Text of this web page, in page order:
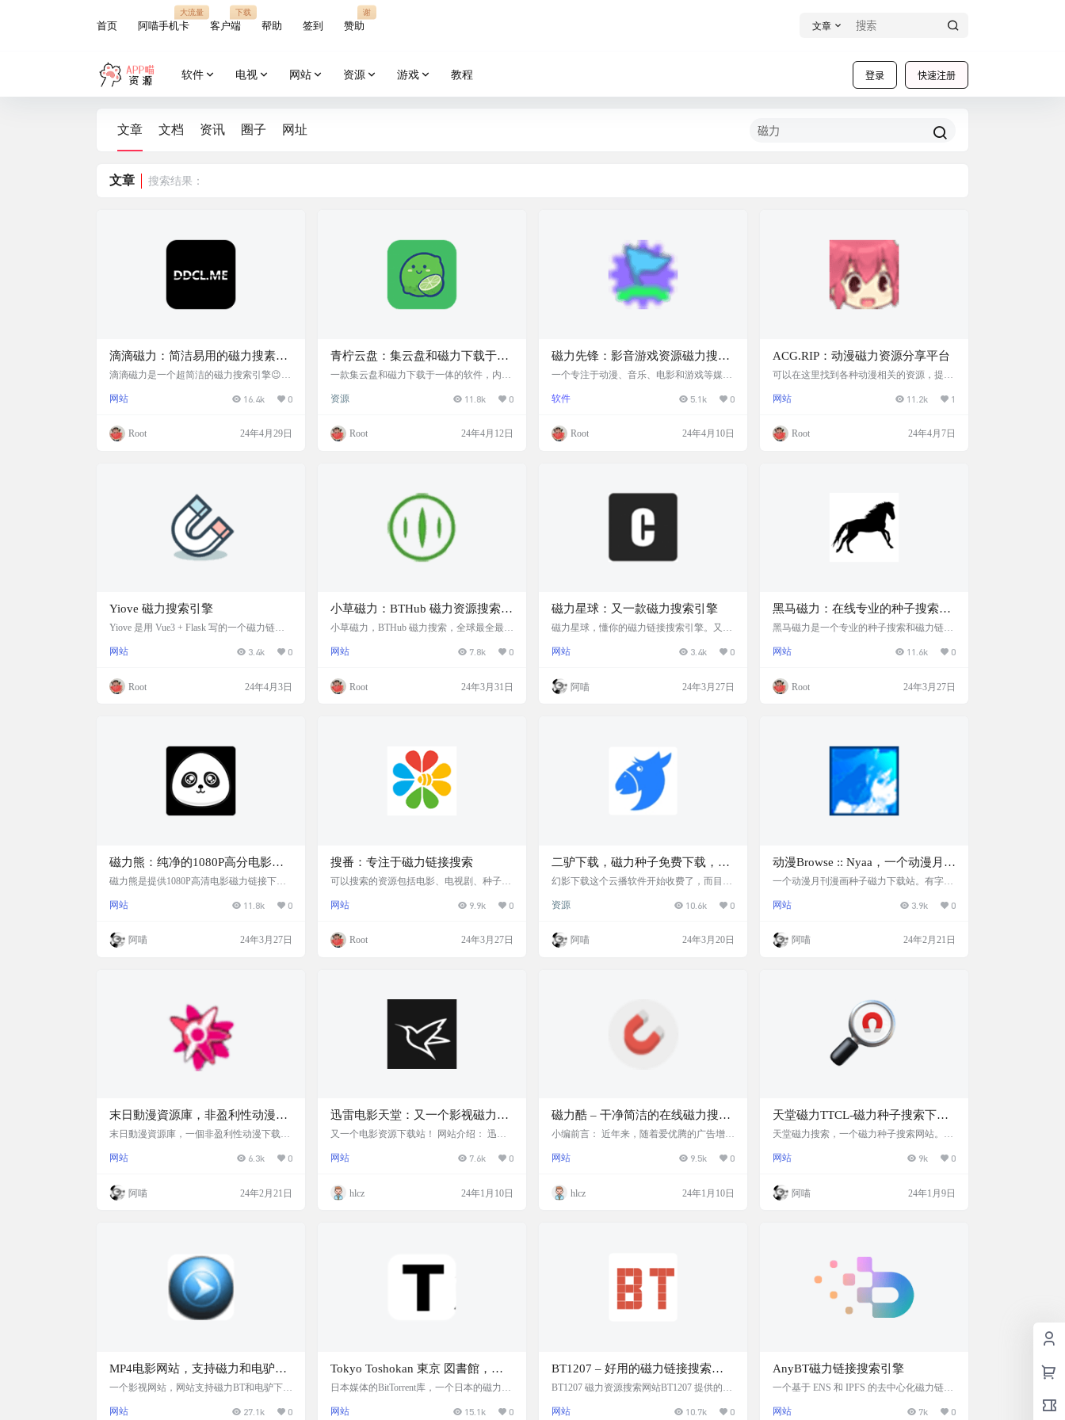
首页 阿喵手机卡
大流量
客户端
下载
帮助 签到 赞助
谢
文章
登录 快速注册
软件 电视 网站 资源 游戏 教程
文章 文档 资讯 圈子 网址
文章 搜索结果：
滴滴磁力：简洁易用的磁力搜素引
擎
滴滴磁力是一个超简洁的磁力搜索引擎😉
很方便🤩 它涵盖的内容比较全面，啥都有
是挺不错的👍 网站截图 网站地址 http://ddcl.
me/
网站 16.4k 0
Root 24年4月29日
青柠云盘：集云盘和磁力下载于一
体的软件
一款集云盘和磁力下载于一体的软件，内置
飞。允许用户将文件上传到云端，并随时随
不仅为用户提供了方便的存储解决方案，还
提供了强大的文件管理功能，使用户能够轻
资源 11.8k 0
Root 24年4月12日
磁力先锋：影音游戏资源磁力搜索
引擎
一个专注于动漫、音乐、电影和游戏等媒体
用户访问和享用。 磁力先锋网站的收录资源
资源大小，更新时间，热度等条件去筛选。
具体可以自行探索。 网站截图 网站地址 http
软件 5.1k 0
Root 24年4月10日
ACG.RIP：动漫磁力资源分享平台
可以在这里找到各种动漫相关的资源，提供
站了，资源非常多，需要自备网络环境。与
定，网站可能一段时间内无法访问，支持磁
力下载。 网站截图 网站地址 https://acg.rip/
网站 11.2k 1
Root 24年4月7日
Yiove 磁力搜索引擎
Yiove 是用 Vue3 + Flask 写的一个磁力链资
称、磁力链接、大小、做种人数，磁力文件
慢添加。 网站截图 网站链接 https://bt.pyth.o
nl
网站 3.4k 0
Root 24年4月3日
小草磁力：BTHub 磁力资源搜索网
站
小草磁力，BTHub 磁力搜索，全球最全最新
资源。 一个专注于磁力链接搜索服务的网
番号等多种资源的磁力链接搜索功能。 网站
截图 网站地址
网站 7.8k 0
Root 24年3月31日
磁力星球：又一款磁力搜索引擎
磁力星球，懂你的磁力链接搜索引擎。又一
线播放尝试了用不了。不过磁力链接复制后
可以播放，其实跟在线播放差不多 网站截图
网站地址
网站 3.4k 0
阿喵 24年3月27日
黑马磁力：在线专业的种子搜索、
磁力链接搜索引擎
黑马磁力是一个专业的种子搜索和磁力链接
取种子和磁力链接，目前已经索引了上千万
c、图书游戏等多个领域。 黑马磁力声称自
己是全银河系资源最丰富的种子搜索和磁力
网站 11.6k 0
Root 24年3月27日
磁力熊：纯净的1080P高分电影磁
力链分享网站
磁力熊是提供1080P高清电影磁力链接下载
力熊专注于分享豆瓣高分电影的1080P高清
影。 首页即分享了最新更新的电影和剧集信
息，可以在这里找到各种类型的电影。目前
网站 11.8k 0
阿喵 24年3月27日
搜番：专注于磁力链接搜索
可以搜索的资源包括电影、电视剧、种子等
高达上千万条。 搜番：专注于磁力链接搜
网站 9.9k 0
Root 24年3月27日
二驴下载，磁力种子免费下载，在
线云播
幻影下载这个云播软件开始收费了，而目前
克下载】比较好用， 这个和那个幻影下载界
速的地方，长按只能1.5倍速。不用登录直接
放磁力看就行 软件截图 软件下载 https://ww
资源 10.6k 0
阿喵 24年3月20日
动漫Browse :: Nyaa，一个动漫月刊
漫画种子磁力下载站
一个动漫月刊漫画种子磁力下载站。有字幕
载磁力和种子。 网站截图 网站链接 https://n
网站 3.9k 0
阿喵 24年2月21日
末日動漫資源庫，非盈利性动漫资
源磁力种子下载站
末日動漫資源庫，一個非盈利性动漫下载網
資源庫 的建立源於15年的黑色平安夜。在那
的恐懼。所以本站的建立宗旨就是貫徹末日
動漫資源庫之名，做成一個全球最大的華人
网站 6.3k 0
阿喵 24年2月21日
迅雷电影天堂：又一个影视磁力下
载站
又一个电影资源下载站！ 网站介绍： 迅雷
视资源，近10万部电影，提供磁力、迅雷和
站特色： 主打1080P影视资源 资源丰富 提
供磁力、迅雷、小米路由多种下载方式 无需
网站 7.6k 0
hlcz 24年1月10日
磁力酷 – 干净简洁的在线磁力搜索
引擎
小编前言： 近年来，随着爱优腾的广告增
谓的“会员专属广告”。为了保证大家清爽的
整洁的磁力搜索网站——磁力酷。 网站介
绍： 磁力酷是一个在线磁力资源搜索引擎，
网站 9.5k 0
hlcz 24年1月10日
天堂磁力TTCL-磁力种子搜索下载
网站
天堂磁力搜索，一个磁力种子搜索网站。磁
站说明 天堂磁力搜索搜索结果根据您键入的
索赞成被搜索链接到的第三方网页上的内容
或立场。 您应该对使用搜索引擎的结果自行
线路、第三方网…
网站 9k 0
阿喵 24年1月9日
MP4电影网站，支持磁力和电驴下
载
一个影视网站，网站支持磁力BT和电驴下载
站链接 本站域名发布页 https://domp4.icu 网
网站 27.1k 0
Tokyo Toshokan 東京 図書館，一
个日本的磁力站
日本媒体的BitTorrent库，一个日本的磁力
大，音乐、动漫等都有。各种种子，磁力，
网站 15.1k 0
BT1207 – 好用的磁力链接搜索引
擎
BT1207 磁力资源搜索网站BT1207 提供的相
取 本站不存储任何资源内容，不提供相关资
网站 10.7k 0
AnyBT磁力链接搜索引擎
一个基于 ENS 和 IPFS 的去中心化磁力链接
影、电视剧、音乐和学习资料等磁力资源。
网站 7k 0